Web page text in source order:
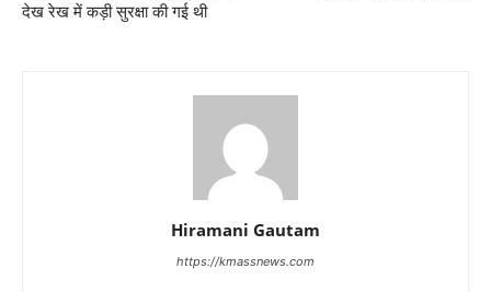
देख रेख में कड़ी सुरक्षा की गई थी
Hiramani Gautam
https://kmassnews.com